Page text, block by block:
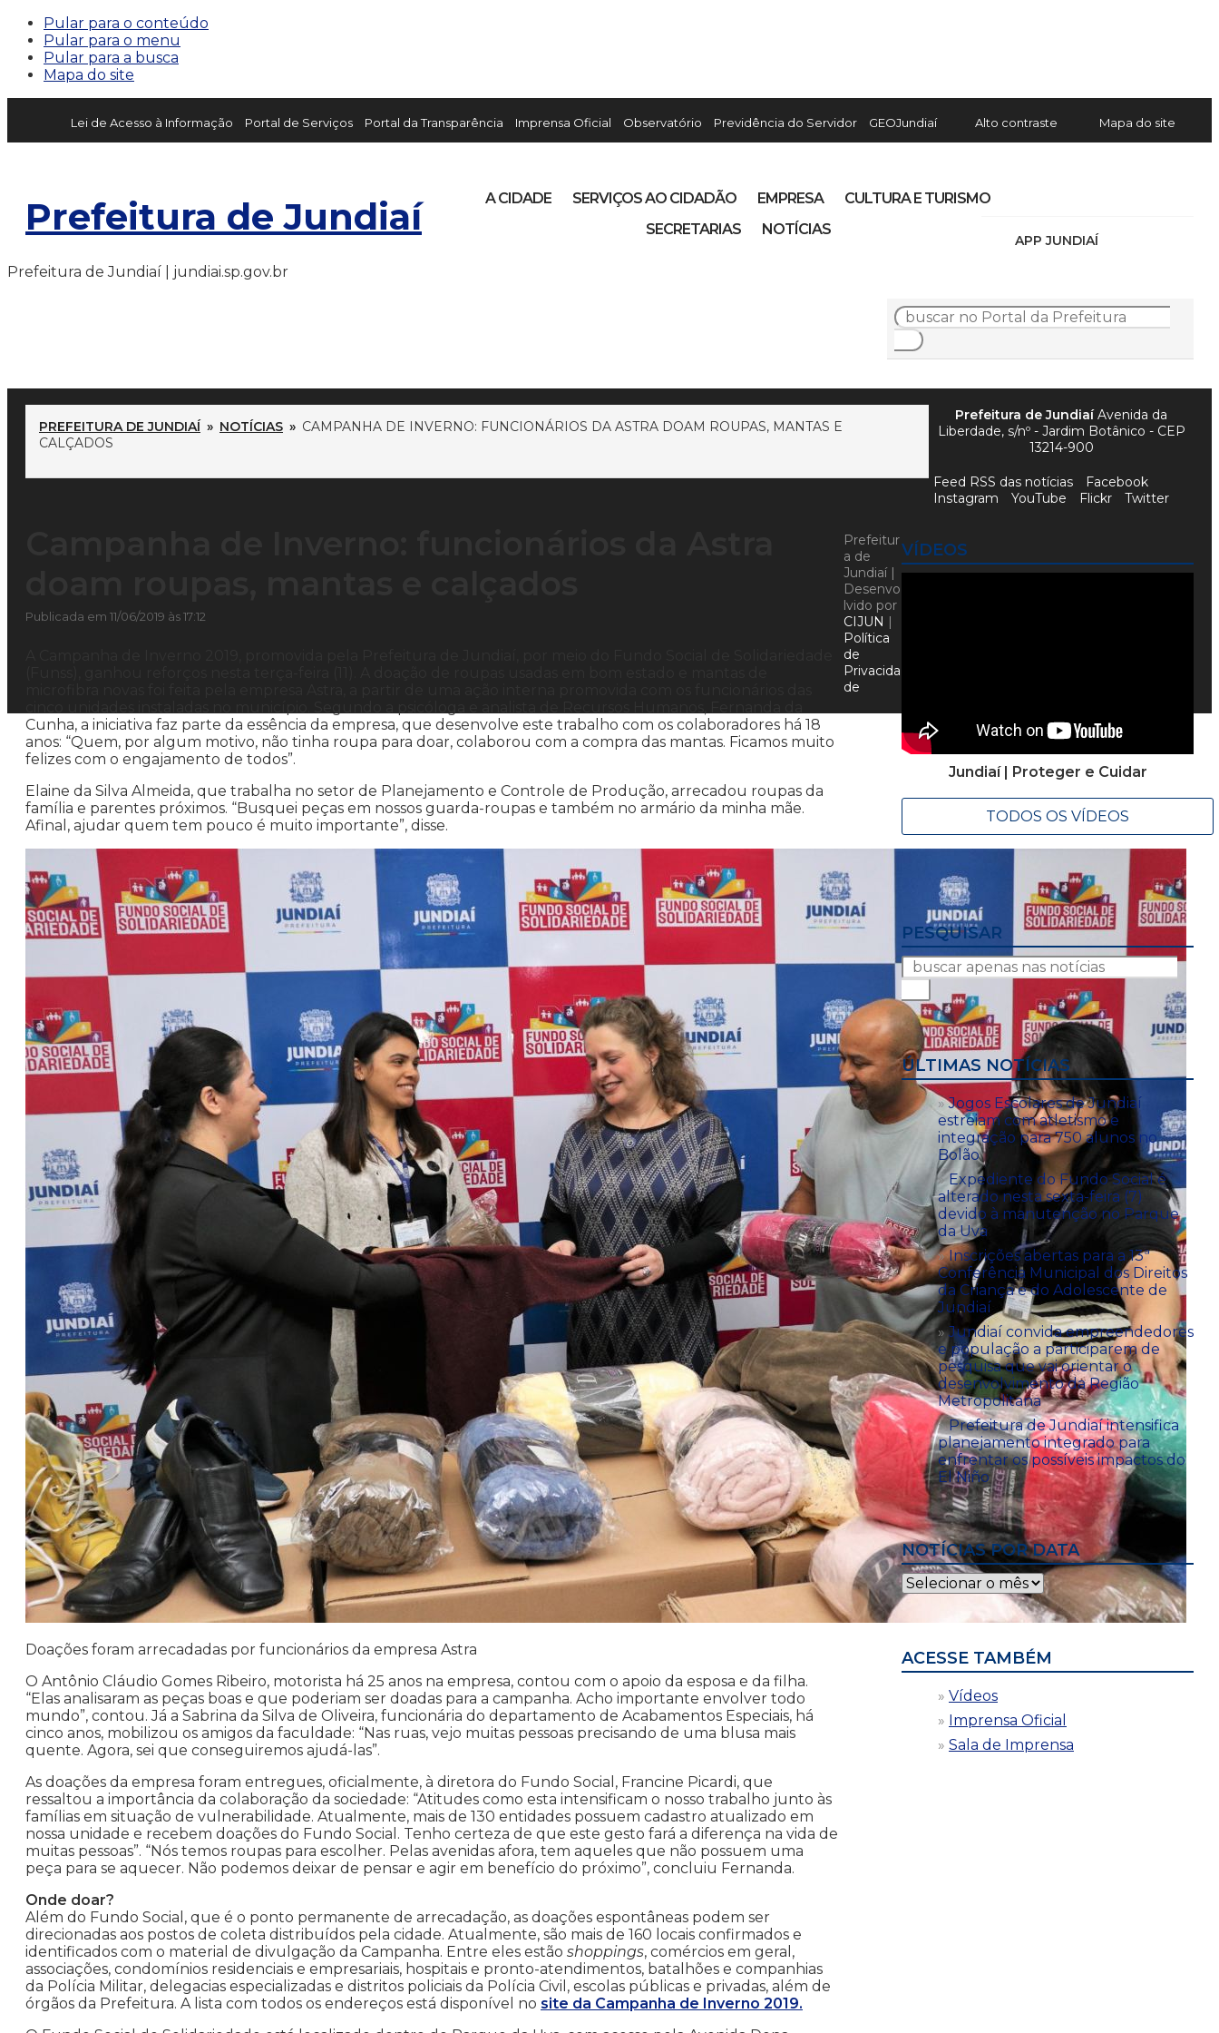
Pular para o conteúdo
Pular para o menu
Pular para a busca
Mapa do site
Lei de Acesso à Informação Portal de Serviços Portal da Transparência Imprensa Oficial Observatório Previdência do Servidor GEOJundiaí Alto contraste Mapa do site
Prefeitura de Jundiaí
APP JUNDIAÍ
A CIDADE SERVIÇOS AO CIDADÃO EMPRESA
CULTURA E TURISMO
SECRETARIAS
NOTÍCIAS
Prefeitura de Jundiaí | jundiai.sp.gov.br
PREFEITURA DE JUNDIAÍ » NOTÍCIAS » CAMPANHA DE INVERNO: FUNCIONÁRIOS DA ASTRA DOAM ROUPAS, MANTAS E
CALÇADOS
Publicada em 11/06/2019 às 17:12
Cunha, a iniciativa faz parte da essência da empresa, que desenvolve este trabalho com os colaboradores há 18
anos: “Quem, por algum motivo, não tinha roupa para doar, colaborou com a compra das mantas. Ficamos muito
felizes com o engajamento de todos”.
Elaine da Silva Almeida, que trabalha no setor de Planejamento e Controle de Produção, arrecadou roupas da
família e parentes próximos. “Busquei peças em nossos guarda-roupas e também no armário da minha mãe.
Afinal, ajudar quem tem pouco é muito importante”, disse.
Doações foram arrecadadas por funcionários da empresa Astra
O Antônio Cláudio Gomes Ribeiro, motorista há 25 anos na empresa, contou com o apoio da esposa e da filha.
“Elas analisaram as peças boas e que poderiam ser doadas para a campanha. Acho importante envolver todo
mundo”, contou. Já a Sabrina da Silva de Oliveira, funcionária do departamento de Acabamentos Especiais, há
cinco anos, mobilizou os amigos da faculdade: “Nas ruas, vejo muitas pessoas precisando de uma blusa mais
quente. Agora, sei que conseguiremos ajudá-las”.
As doações da empresa foram entregues, oficialmente, à diretora do Fundo Social, Francine Picardi, que
ressaltou a importância da colaboração da sociedade: “Atitudes como esta intensificam o nosso trabalho junto às
famílias em situação de vulnerabilidade. Atualmente, mais de 130 entidades possuem cadastro atualizado em
nossa unidade e recebem doações do Fundo Social. Tenho certeza de que este gesto fará a diferença na vida de
muitas pessoas”. “Nós temos roupas para escolher. Pelas avenidas afora, tem aqueles que não possuem uma
peça para se aquecer. Não podemos deixar de pensar e agir em benefício do próximo”, concluiu Fernanda.
Onde doar?
Além do Fundo Social, que é o ponto permanente de arrecadação, as doações espontâneas podem ser
direcionadas aos postos de coleta distribuídos pela cidade. Atualmente, são mais de 160 locais confirmados e
identificados com o material de divulgação da Campanha. Entre eles estão shoppings, comércios em geral,
associações, condomínios residenciais e empresariais, hospitais e pronto-atendimentos, batalhões e companhias
da Polícia Militar, delegacias especializadas e distritos policiais da Polícia Civil, escolas públicas e privadas, além de
órgãos da Prefeitura. A lista com todos os endereços está disponível no site da Campanha de Inverno 2019.
VÍDEOS
Jundiaí | Proteger e Cuidar
TODOS OS VÍDEOS
PESQUISAR
ÚLTIMAS NOTÍCIAS
Jogos Escolares de Jundiaí
estreiam com atletismo e
integração para 750 alunos no
Bolão
Expediente do Fundo Social é
alterado nesta sexta-feira (7)
devido à manutenção no Parque
da Uva
Inscrições abertas para a 13ª
Conferência Municipal dos Direitos
da Criança e do Adolescente de
Jundiaí
Jundiaí convida empreendedores
e população a participarem de
pesquisa que vai orientar o
desenvolvimento da Região
Metropolitana
Prefeitura de Jundiaí intensifica
planejamento integrado para
enfrentar os possíveis impactos do
El Niño
NOTÍCIAS POR DATA
Notícias
por
ACESSE TAMBÉM
Vídeos
Imprensa Oficial
Sala de Imprensa
Prefeitura de JundiaíAvenida da
Liberdade, s/nº - Jardim Botânico - CEP
13214-900
Feed RSS das notícias
Facebook
Instagram
YouTube Flickr Twitter
Prefeitur
a de
Jundiaí |
Desenvo
lvido por
CIJUN |
Política
de
Privacida
de